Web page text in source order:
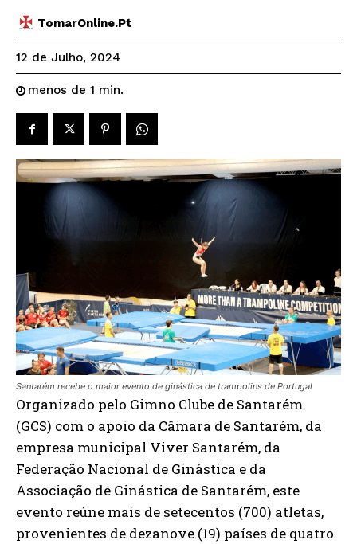
TomarOnline.pt
12 de Julho, 2024
menos de 1 min.
Santarém recebe o maior evento de ginástica de trampolins de Portugal
Organizado pelo Gimno Clube de Santarém
(GCS) com o apoio da Câmara de Santarém, da
empresa municipal Viver Santarém, da
Federação Nacional de Ginástica e da
Associação de Ginástica de Santarém, este
evento reúne mais de setecentos (700) atletas,
provenientes de dezanove (19) países de quatro